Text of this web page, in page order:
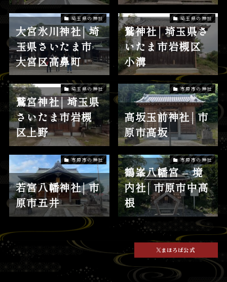
埼玉県の神社
大宮氷川神社│埼
玉県さいたま市
大宮区高鼻町
埼玉県の神社
鷲神社│埼玉県さ
いたま市岩槻区
小溝
埼玉県の神社
鷲宮神社│埼玉県
さいたま市岩槻
区上野
市原市の神社
高坂玉前神社│市
原市高坂
市原市の神社
若宮八幡神社│市
原市五井
市原市の神社
鶴峯八幡宮 – 境
内社│市原市中高
根
まほろば公式